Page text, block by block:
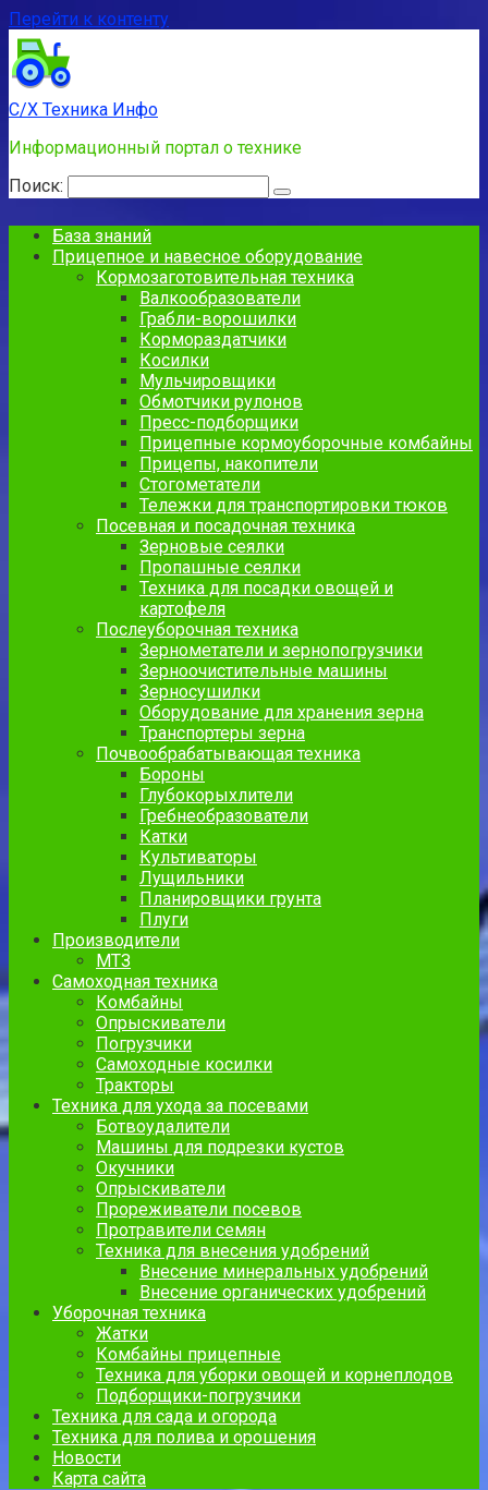
Перейти к контенту
С/Х Техника Инфо
Информационный портал о технике
Поиск:
База знаний
Прицепное и навесное оборудование
Кормозаготовительная техника
Валкообразователи
Грабли-ворошилки
Кормораздатчики
Косилки
Мульчировщики
Обмотчики рулонов
Пресс-подборщики
Прицепные кормоуборочные комбайны
Прицепы, накопители
Стогометатели
Тележки для транспортировки тюков
Посевная и посадочная техника
Зерновые сеялки
Пропашные сеялки
Техника для посадки овощей и
картофеля
Послеуборочная техника
Зернометатели и зернопогрузчики
Зерноочистительные машины
Зерносушилки
Оборудование для хранения зерна
Транспортеры зерна
Почвообрабатывающая техника
Бороны
Глубокорыхлители
Гребнеобразователи
Катки
Культиваторы
Лущильники
Планировщики грунта
Плуги
Производители
МТЗ
Самоходная техника
Комбайны
Опрыскиватели
Погрузчики
Самоходные косилки
Тракторы
Техника для ухода за посевами
Ботвоудалители
Машины для подрезки кустов
Окучники
Опрыскиватели
Прореживатели посевов
Протравители семян
Техника для внесения удобрений
Внесение минеральных удобрений
Внесение органических удобрений
Уборочная техника
Жатки
Комбайны прицепные
Техника для уборки овощей и корнеплодов
Подборщики-погрузчики
Техника для сада и огорода
Техника для полива и орошения
Новости
Карта сайта